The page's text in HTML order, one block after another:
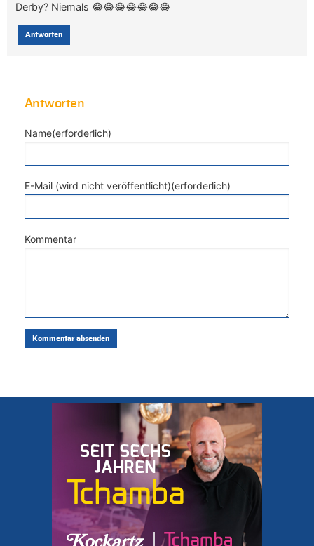
Derby? Niemals 😂😂😂😂😂😂😂
Antworten
Antworten
Name(erforderlich)
E-Mail (wird nicht veröffentlicht)(erforderlich)
Kommentar